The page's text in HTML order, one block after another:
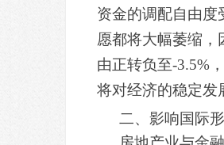
资金的调配自由度
愿都将大幅萎缩，
由正转负至-3.5%
将对经济的稳定发
二、影响国际